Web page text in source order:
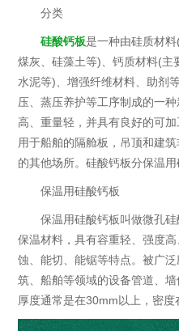
分类
硅酸钙板是一种由硅质材
煤灰、硅藻土等)、钙质材料(主
水泥等)、增强纤维材料、助剂
压、蒸压养护等工序制成的一
高、重量轻，并具有良好的可
用于船舶的隔舱板，吊顶和建
的其他场所。硅酸钙板分保温
保温用硅酸钙板
保温用硅酸钙板叫做微孔
保温材料，具有容重轻、强度
蚀、能切、能锯等特点。被广
筑、船舶等领域的设备管道、
厚度通常是在30mm以上，密度